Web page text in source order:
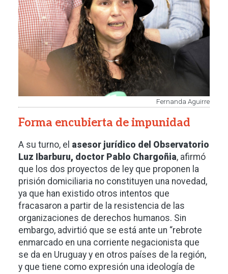
Fernanda Aguirre
Forma encubierta de impunidad
A su turno, el asesor jurídico del Observatorio
Luz Ibarburu, doctor Pablo Chargoñia, afirmó
que los dos proyectos de ley que proponen la
prisión domiciliaria no constituyen una novedad,
ya que han existido otros intentos que
fracasaron a partir de la resistencia de las
organizaciones de derechos humanos. Sin
embargo, advirtió que se está ante un “rebrote
enmarcado en una corriente negacionista que
se da en Uruguay y en otros países de la región,
y que tiene como expresión una ideología de